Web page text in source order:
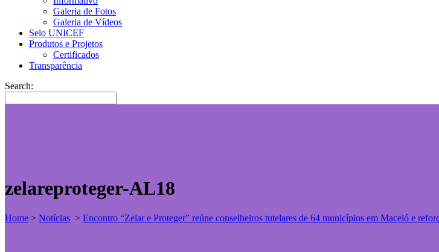
Galeria de Fotos
Galeria de Vídeos
Selo UNICEF
Produtos e Projetos
Certificados
Transparência
Search:
zelareproteger-AL18
Home > Notícias > Encontro “Zelar e Proteger” reúne conselheiros tutelares de 64 municípios em Maceió e